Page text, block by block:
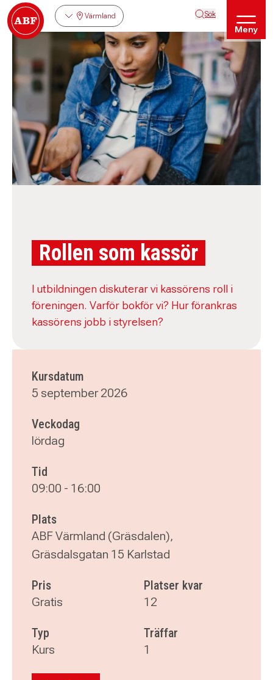
Värmland Sök
Meny
Rollen som kassör
I utbildningen diskuterar vi kassörens roll i
föreningen. Varför bokför vi? Hur förankras
kassörens jobb i styrelsen?
Kursdatum
5 september 2026
Veckodag
lördag
Tid
09:00 - 16:00
Plats
ABF Värmland (Gräsdalen),
Gräsdalsgatan 15 Karlstad
Pris
Gratis
Platser kvar
12
Typ
Kurs
Träffar
1